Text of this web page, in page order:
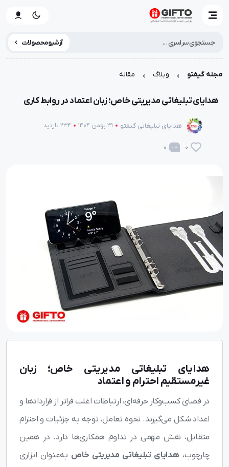
آرشیو محصولات
مجله گیفتو وبلاگ مقاله
هدایای تبلیغاتی مدیریتی خاص؛ زبان اعتماد در روابط کاری
هدایای تبلیغاتی گیفتو 29 بهمن 1404 234 بازدید
0
0
هدایای تبلیغاتی مدیریتی خاص؛ زبان
غیرمستقیم احترام و اعتماد
در فضای کسب‌وکار حرفه‌ای، ارتباطات اغلب فراتر از قراردادها و
اعداد شکل می‌گیرند. نحوه تعامل، توجه به جزئیات و احترام
متقابل، نقش مهمی در تداوم همکاری‌ها دارد. در همین
چارچوب، هدایای تبلیغاتی مدیریتی خاص به‌عنوان ابزاری